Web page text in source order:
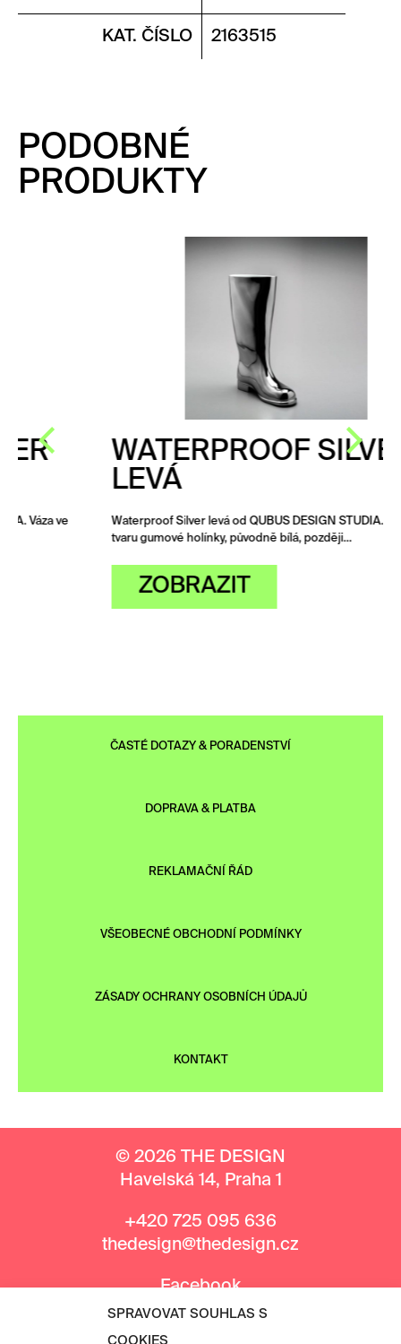
SPRAVOVAT SOUHLAS S
COOKIES
KAT. ČÍSLO 2163515
PODOBNÉ
PRODUKTY
WATERPROOF SILVER
Waterproof Silver levá od QUBUS DESIGN STUDIA. Váza ve
tvaru gumové holínky, původně bílá, později…
ZOBRAZIT
ČASTÉ DOTAZY & PORADENSTVÍ
DOPRAVA & PLATBA
REKLAMAČNÍ ŘÁD
VŠEOBECNÉ OBCHODNÍ PODMÍNKY
ZÁSADY OCHRANY OSOBNÍCH ÚDAJŮ
KONTAKT
© 2026 THE DESIGN
Havelská 14, Praha 1
+420 725 095 636
thedesign@thedesign.cz
Facebook
Instagram